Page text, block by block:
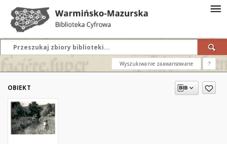
Wyszukiwanie zaawansowane ?
OBIEKT